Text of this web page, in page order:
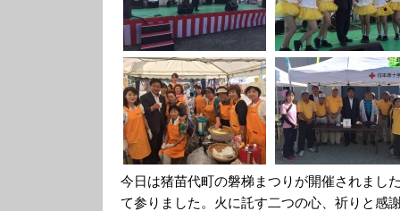
今日は猪苗代町の磐梯まつりが開催されまし
て参りました。火に託す二つの心、祈りと感